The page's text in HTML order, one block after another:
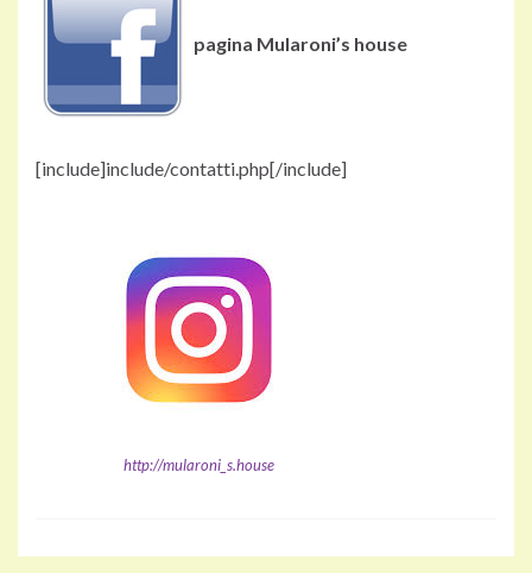
pagina Mularoni’s house
[include]include/contatti.php[/include]
http://mularoni_s.house